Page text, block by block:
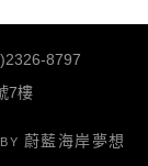
8797
7樓
蔚藍海岸夢想